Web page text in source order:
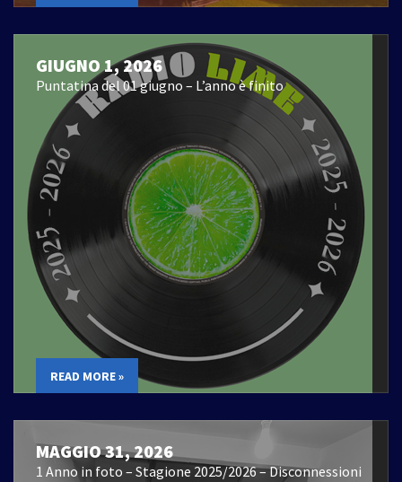
GIUGNO 1, 2026
Puntatina del 01 giugno – L’anno è finito
READ MORE »
MAGGIO 31, 2026
1 Anno in foto – Stagione 2025/2026 – Disconnessioni